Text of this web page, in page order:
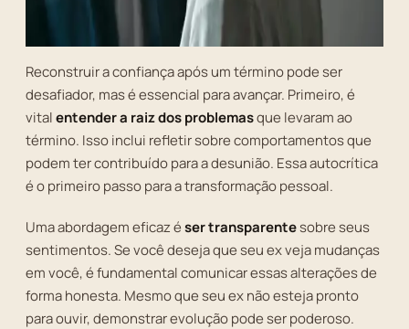
Reconstruir a confiança após um término pode ser
desafiador, mas é essencial para avançar. Primeiro, é
vitalentender a raiz dos problemasque levaram ao
término. Isso inclui refletir sobre comportamentos que
podem ter contribuído para a desunião. Essa autocrítica
é o primeiro passo para a transformação pessoal.
Uma abordagem eficaz éser transparentesobre seus
sentimentos. Se você deseja que seu ex veja mudanças
em você, é fundamental comunicar essas alterações de
forma honesta. Mesmo que seu ex não esteja pronto
para ouvir, demonstrar evolução pode ser poderoso.